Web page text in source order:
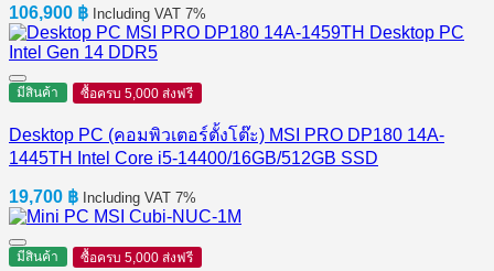
106,900 ฿ Including VAT 7%
มีสินค้า ซื้อครบ 5,000 ส่งฟรี
Desktop PC (คอมพิวเตอร์ตั้งโต๊ะ) MSI PRO DP180 14A-
1445TH Intel Core i5-14400/16GB/512GB SSD
19,700 ฿ Including VAT 7%
มีสินค้า ซื้อครบ 5,000 ส่งฟรี